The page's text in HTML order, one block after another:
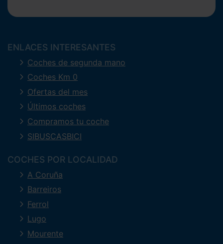
ENLACES INTERESANTES
Coches de segunda mano
Coches Km 0
Ofertas del mes
Últimos coches
Compramos tu coche
SIBUSCASBICI
COCHES POR LOCALIDAD
A Coruña
Barreiros
Ferrol
Lugo
Mourente